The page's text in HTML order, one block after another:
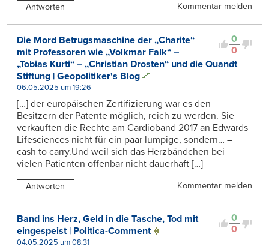
Antworten Kommentar melden
0
0
Die Mord Betrugsmaschine der „Charite“
mit Professoren wie „Volkmar Falk“ –
„Tobias Kurti“ – „Christian Drosten“ und die Quandt
Stiftung | Geopolitiker's Blog
06.05.2025 um 19:26
[…] der europäischen Zertifizierung war es den
Besitzern der Patente möglich, reich zu werden. Sie
verkauften die Rechte am Cardioband 2017 an Edwards
Lifesciences nicht für ein paar lumpige, sondern… –
cash to carry.Und weil sich das Herzbändchen bei
vielen Patienten offenbar nicht dauerhaft […]
Antworten Kommentar melden
0
0
Band ins Herz, Geld in die Tasche, Tod mit
eingespeist | Politica-Comment
04.05.2025 um 08:31